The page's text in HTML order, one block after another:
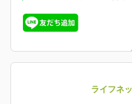
選ばれる理由・評判
ライフネット生命が
女性保険
女性特有の病気に備える
就業不能状態に備える
お申し込み後の状況確
減額・解約・追加
保険金等の支払状況
採用情報
よくあるご質問
資料請求
ライフネ